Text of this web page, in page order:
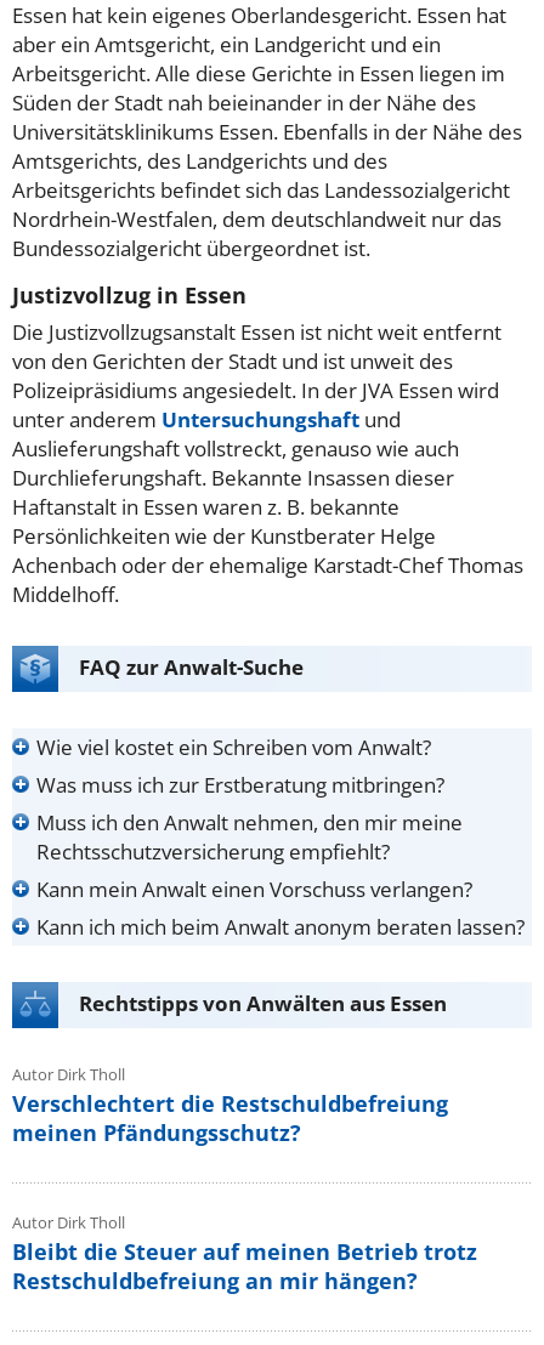
Essen hat kein eigenes Oberlandesgericht. Essen hat
aber ein Amtsgericht, ein Landgericht und ein
Arbeitsgericht. Alle diese Gerichte in Essen liegen im
Süden der Stadt nah beieinander in der Nähe des
Universitätsklinikums Essen. Ebenfalls in der Nähe des
Amtsgerichts, des Landgerichts und des
Arbeitsgerichts befindet sich das Landessozialgericht
Nordrhein-Westfalen, dem deutschlandweit nur das
Bundessozialgericht übergeordnet ist.
Justizvollzug in Essen
Die Justizvollzugsanstalt Essen ist nicht weit entfernt
von den Gerichten der Stadt und ist unweit des
Polizeipräsidiums angesiedelt. In der JVA Essen wird
unter anderem Untersuchungshaft und
Auslieferungshaft vollstreckt, genauso wie auch
Durchlieferungshaft. Bekannte Insassen dieser
Haftanstalt in Essen waren z. B. bekannte
Persönlichkeiten wie der Kunstberater Helge
Achenbach oder der ehemalige Karstadt-Chef Thomas
Middelhoff.
FAQ zur Anwalt-Suche
Wie viel kostet ein Schreiben vom Anwalt?
Was muss ich zur Erstberatung mitbringen?
Muss ich den Anwalt nehmen, den mir meine
Rechtsschutzversicherung empfiehlt?
Kann mein Anwalt einen Vorschuss verlangen?
Kann ich mich beim Anwalt anonym beraten lassen?
Rechtstipps von Anwälten aus Essen
Autor Dirk Tholl
Verschlechtert die Restschuldbefreiung
meinen Pfändungsschutz?
Autor Dirk Tholl
Bleibt die Steuer auf meinen Betrieb trotz
Restschuldbefreiung an mir hängen?